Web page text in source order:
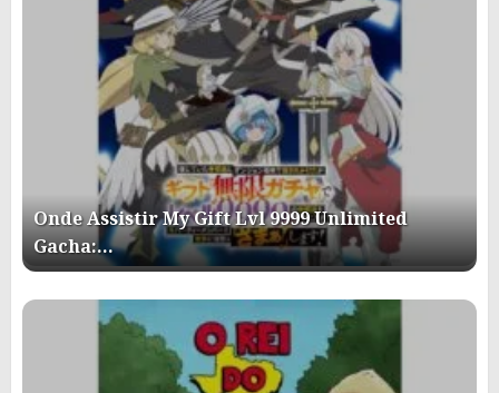
Onde Assistir My Gift Lvl 9999 Unlimited
Gacha:…